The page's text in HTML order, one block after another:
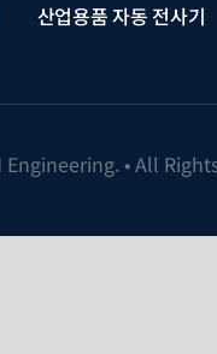
산업용품 자동 전사기
• All